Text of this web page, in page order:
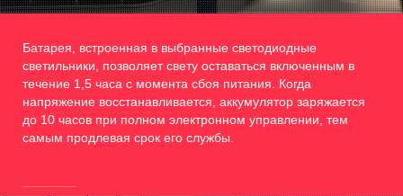
Батарея, встроенная в выбранные светодиодные
светильники, позволяет свету оставаться включенным в
течение 1,5 часа с момента сбоя питания. Когда
напряжение восстанавливается, аккумулятор заряжается
до 10 часов при полном электронном управлении, тем
самым продлевая срок его службы.